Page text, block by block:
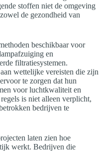
stoffen niet de omgeving
de gezondheid van
beschikbaar voor
en
filtratiesystemen.
wettelijke vereisten die zijn
te zorgen dat hun
voor luchtkwaliteit en
is niet alleen verplicht,
bedrijven te
laten zien hoe
werkt. Bedrijven die